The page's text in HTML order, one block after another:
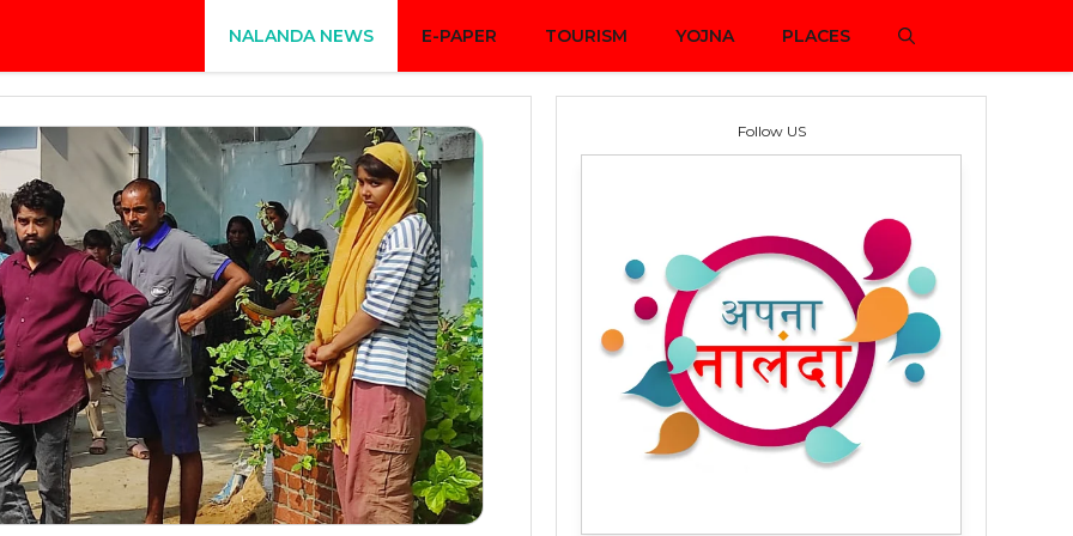
NALANDA NEWS E-PAPER TOURISM YOJNA PLACES
Follow US